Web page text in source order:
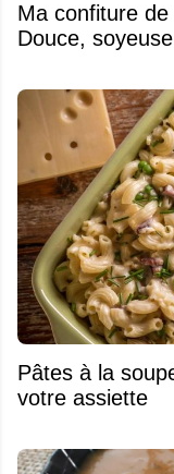
Ma confiture
Douce,
Pâtes à la
votre assiette